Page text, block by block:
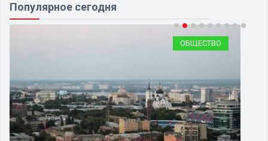
Популярное сегодня
ОБЩЕСТВО